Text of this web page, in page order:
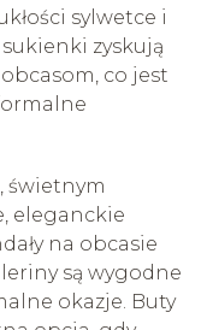
sylwetce i
zyskują
co jest
świetnym
eleganckie
na obcasie
są wygodne
okazje. Buty